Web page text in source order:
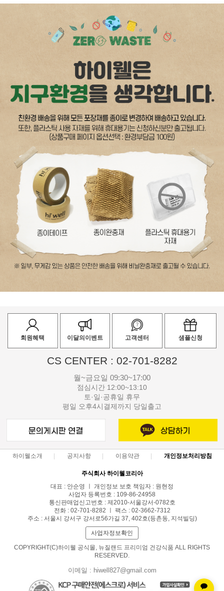
회원혜택 이달의이벤트 고객센터 샘플신청
CS CENTER : 02-701-8282
월~금요일 09:30~17:00
점심시간 12:00~13:10
토·일·공휴일 휴무
평일 오후4시결제까지 당일출고
하이웰소개 공지사항 이용약관 개인정보처리방침
주식회사 하이웰코리아
대표 : 안순영 ㅣ 개인정보 보호 책임자 : 원현정
사업자 등록번호 : 109-86-24958
통신판매업신고번호 : 제2010-서울강서-0782호
전화 : 02-701-8282 ㅣ 팩스 : 02-3662-7312
주소 : 서울시 강서구 강서로56가길 37, 402호(등촌동, 지석빌딩)
사업자정보확인
COPYRIGHT(C)하이웰 공식몰, 뉴질랜드 프리미엄 건강식품 ALL RIGHTS
RESERVED.
이메일 : hiwell827@gmail.com